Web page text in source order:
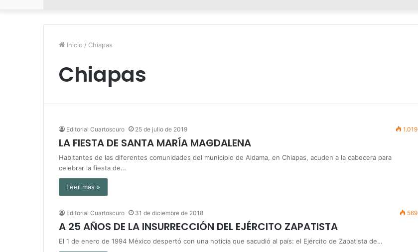
Inicio / Chiapas
Chiapas
Editorial Cuartoscuro 25 de julio de 2019 1.019
LA FIESTA DE SANTA MARÍA MAGDALENA
Habitantes de las diferentes comunidades del municipio de Aldama, en Chiapas, acuden a la cabecera para
celebrar la fiesta de…
Leer más »
Editorial Cuartoscuro 31 de diciembre de 2018 569
A 25 AÑOS DE LA INSURRECCIÓN DEL EJÉRCITO ZAPATISTA
El 1 de enero de 1994 México despertó con una noticia que sacudió al país: el Ejército de Zapatista de…